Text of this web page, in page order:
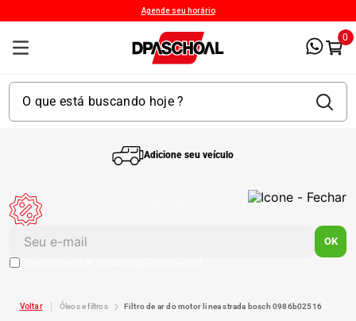
Agende seu horário
0
Adicione seu veículo
Economize em sua primeira compra!
OK
óleos e filtros filtro de ar do motor linea strada bosch 0986b02516
2 º Kit Pneu